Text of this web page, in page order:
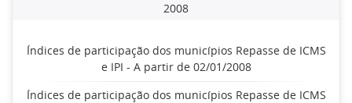
2008
Índices de participação dos municípios Repasse de ICMS
e IPI - A partir de 02/01/2008
Índices de participação dos municípios Repasse de ICMS